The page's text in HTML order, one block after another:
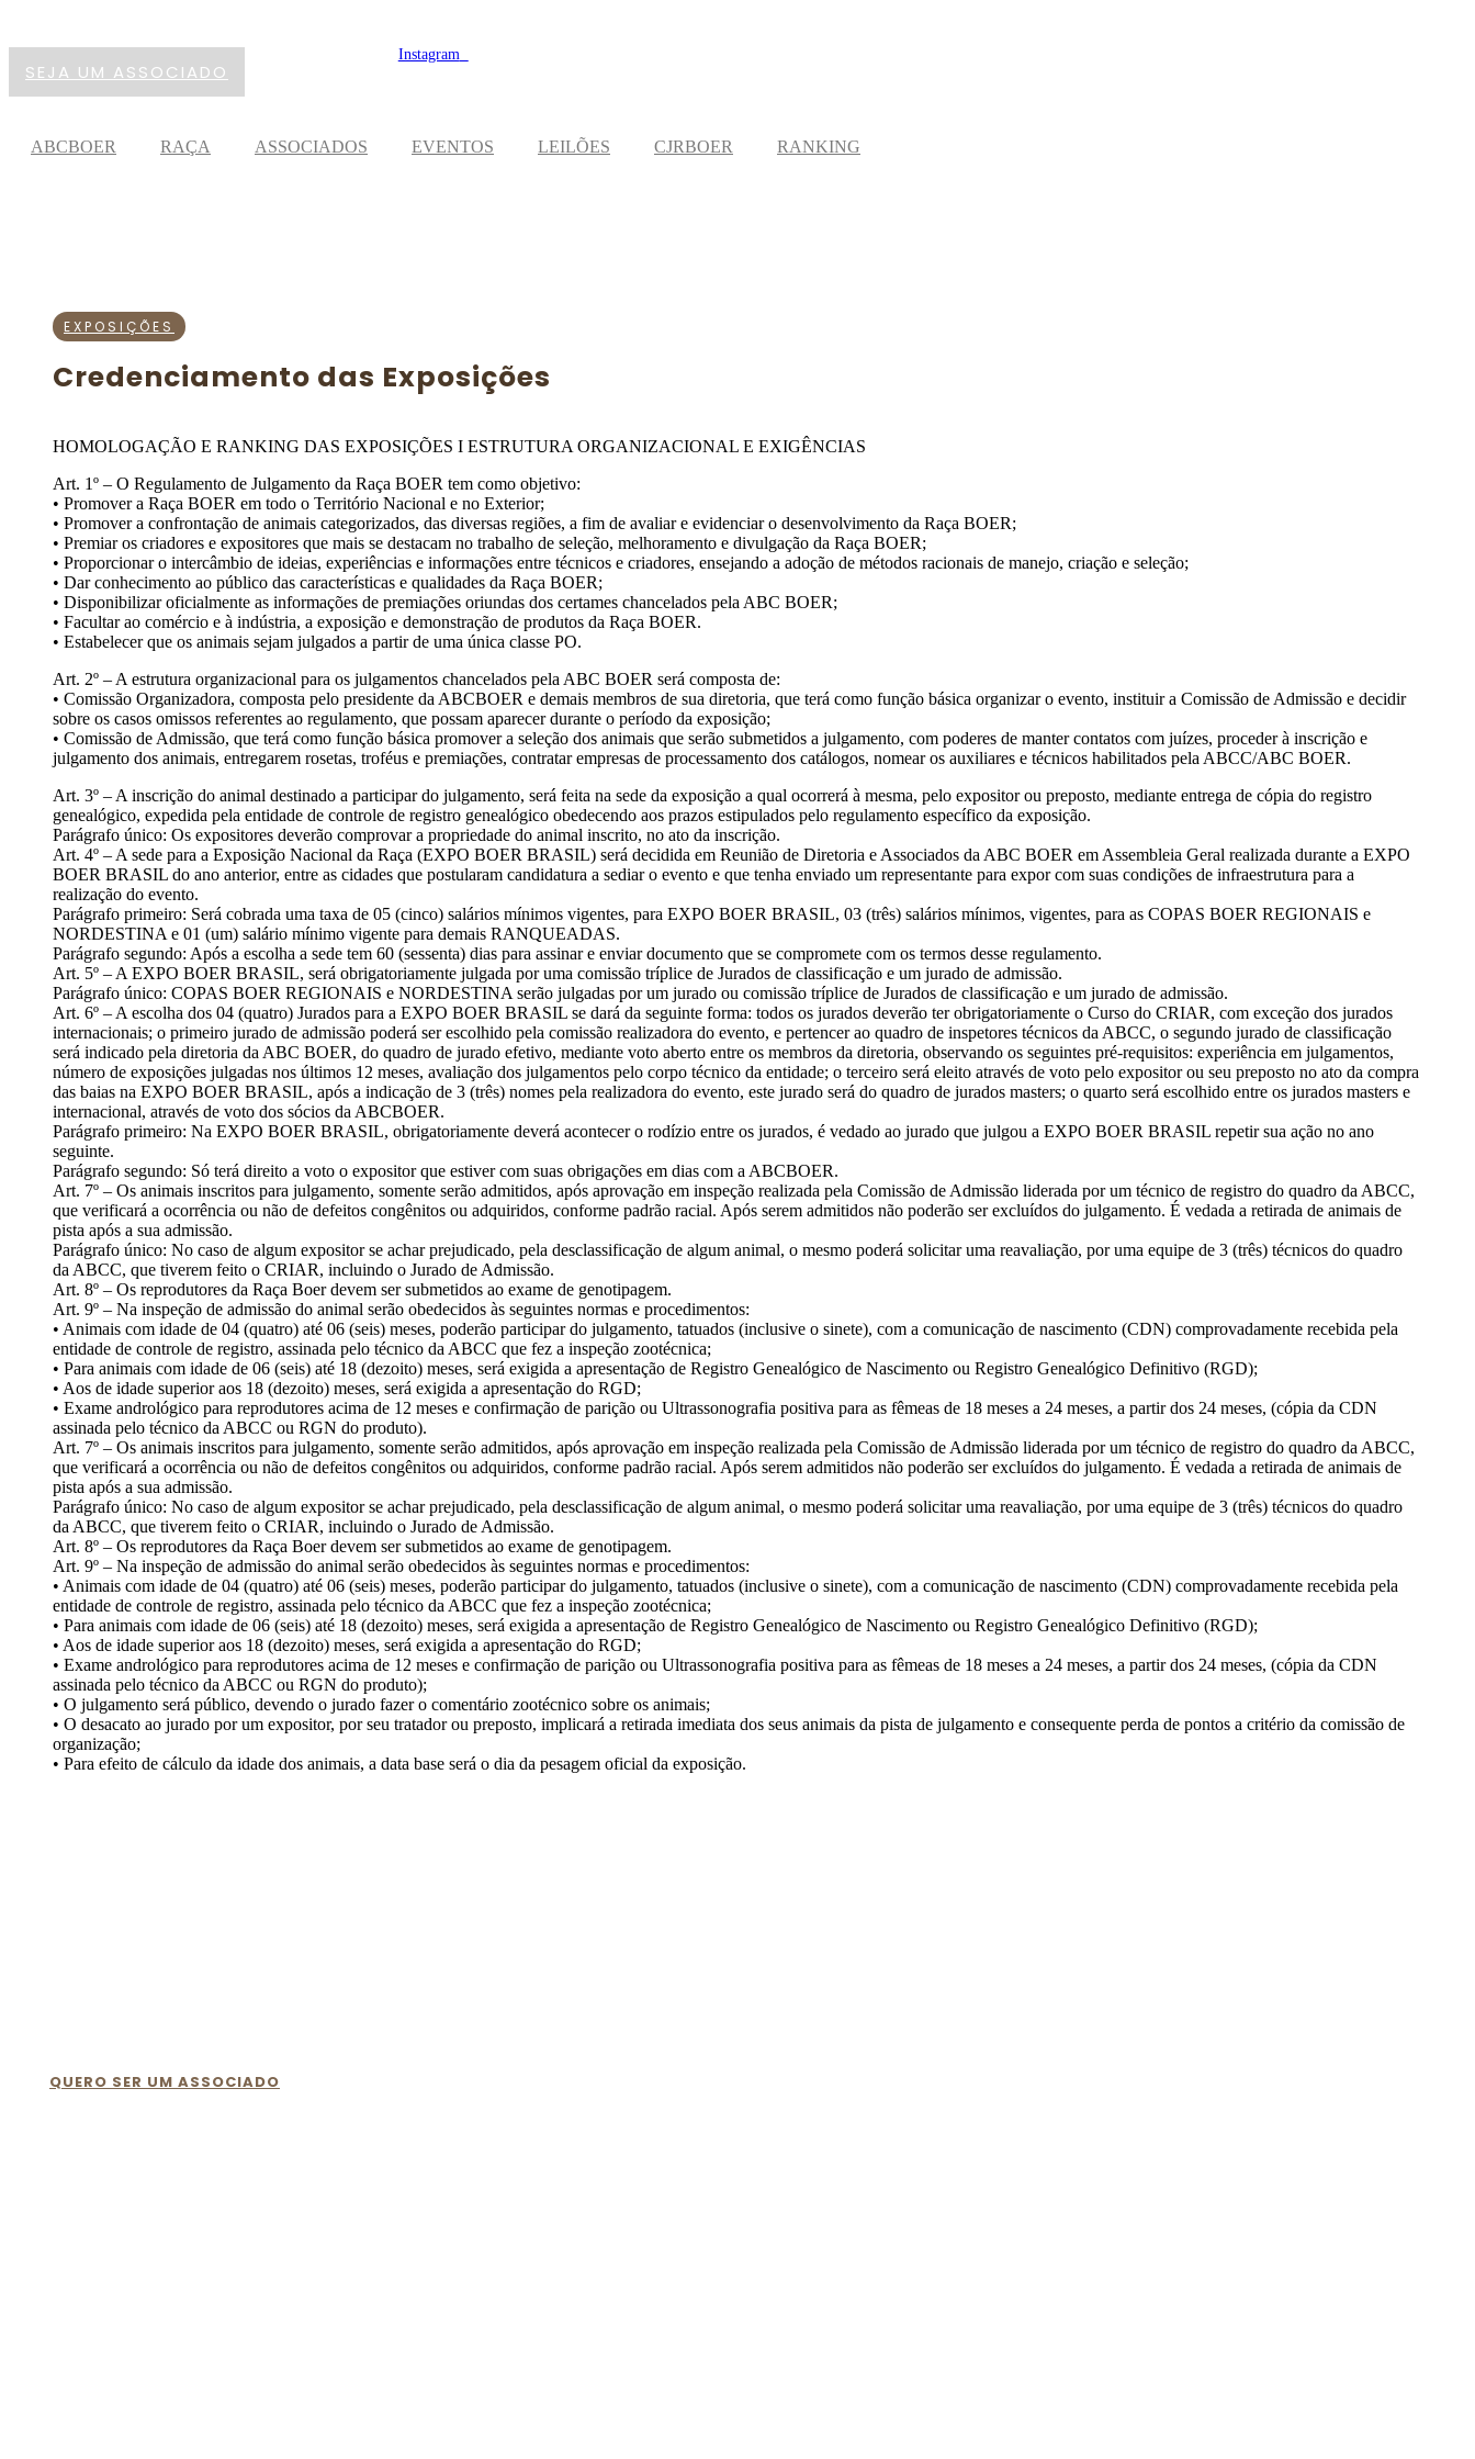
Instagram
SEJA UM ASSOCIADO
ABCBOER RAÇA ASSOCIADOS EVENTOS LEILÕES CJRBOER RANKING
EXPOSIÇÕES
Credenciamento das Exposições
HOMOLOGAÇÃO E RANKING DAS EXPOSIÇÕES I ESTRUTURA ORGANIZACIONAL E EXIGÊNCIAS
Art. 1º – O Regulamento de Julgamento da Raça BOER tem como objetivo:
• Promover a Raça BOER em todo o Território Nacional e no Exterior;
• Promover a confrontação de animais categorizados, das diversas regiões, a fim de avaliar e evidenciar o desenvolvimento da Raça BOER;
• Premiar os criadores e expositores que mais se destacam no trabalho de seleção, melhoramento e divulgação da Raça BOER;
• Proporcionar o intercâmbio de ideias, experiências e informações entre técnicos e criadores, ensejando a adoção de métodos racionais de manejo, criação e seleção;
• Dar conhecimento ao público das características e qualidades da Raça BOER;
• Disponibilizar oficialmente as informações de premiações oriundas dos certames chancelados pela ABC BOER;
• Facultar ao comércio e à indústria, a exposição e demonstração de produtos da Raça BOER.
• Estabelecer que os animais sejam julgados a partir de uma única classe PO.
Art. 2º – A estrutura organizacional para os julgamentos chancelados pela ABC BOER será composta de:
• Comissão Organizadora, composta pelo presidente da ABCBOER e demais membros de sua diretoria, que terá como função básica organizar o evento, instituir a Comissão de Admissão e decidir
sobre os casos omissos referentes ao regulamento, que possam aparecer durante o período da exposição;
• Comissão de Admissão, que terá como função básica promover a seleção dos animais que serão submetidos a julgamento, com poderes de manter contatos com juízes, proceder à inscrição e
julgamento dos animais, entregarem rosetas, troféus e premiações, contratar empresas de processamento dos catálogos, nomear os auxiliares e técnicos habilitados pela ABCC/ABC BOER.
Art. 3º – A inscrição do animal destinado a participar do julgamento, será feita na sede da exposição a qual ocorrerá à mesma, pelo expositor ou preposto, mediante entrega de cópia do registro
genealógico, expedida pela entidade de controle de registro genealógico obedecendo aos prazos estipulados pelo regulamento específico da exposição.
Parágrafo único: Os expositores deverão comprovar a propriedade do animal inscrito, no ato da inscrição.
Art. 4º – A sede para a Exposição Nacional da Raça (EXPO BOER BRASIL) será decidida em Reunião de Diretoria e Associados da ABC BOER em Assembleia Geral realizada durante a EXPO
BOER BRASIL do ano anterior, entre as cidades que postularam candidatura a sediar o evento e que tenha enviado um representante para expor com suas condições de infraestrutura para a
realização do evento.
Parágrafo primeiro: Será cobrada uma taxa de 05 (cinco) salários mínimos vigentes, para EXPO BOER BRASIL, 03 (três) salários mínimos, vigentes, para as COPAS BOER REGIONAIS e
NORDESTINA e 01 (um) salário mínimo vigente para demais RANQUEADAS.
Parágrafo segundo: Após a escolha a sede tem 60 (sessenta) dias para assinar e enviar documento que se compromete com os termos desse regulamento.
Art. 5º – A EXPO BOER BRASIL, será obrigatoriamente julgada por uma comissão tríplice de Jurados de classificação e um jurado de admissão.
Parágrafo único: COPAS BOER REGIONAIS e NORDESTINA serão julgadas por um jurado ou comissão tríplice de Jurados de classificação e um jurado de admissão.
Art. 6º – A escolha dos 04 (quatro) Jurados para a EXPO BOER BRASIL se dará da seguinte forma: todos os jurados deverão ter obrigatoriamente o Curso do CRIAR, com exceção dos jurados
internacionais; o primeiro jurado de admissão poderá ser escolhido pela comissão realizadora do evento, e pertencer ao quadro de inspetores técnicos da ABCC, o segundo jurado de classificação
será indicado pela diretoria da ABC BOER, do quadro de jurado efetivo, mediante voto aberto entre os membros da diretoria, observando os seguintes pré-requisitos: experiência em julgamentos,
número de exposições julgadas nos últimos 12 meses, avaliação dos julgamentos pelo corpo técnico da entidade; o terceiro será eleito através de voto pelo expositor ou seu preposto no ato da compra
das baias na EXPO BOER BRASIL, após a indicação de 3 (três) nomes pela realizadora do evento, este jurado será do quadro de jurados masters; o quarto será escolhido entre os jurados masters e
internacional, através de voto dos sócios da ABCBOER.
Parágrafo primeiro: Na EXPO BOER BRASIL, obrigatoriamente deverá acontecer o rodízio entre os jurados, é vedado ao jurado que julgou a EXPO BOER BRASIL repetir sua ação no ano
seguinte.
Parágrafo segundo: Só terá direito a voto o expositor que estiver com suas obrigações em dias com a ABCBOER.
Art. 7º – Os animais inscritos para julgamento, somente serão admitidos, após aprovação em inspeção realizada pela Comissão de Admissão liderada por um técnico de registro do quadro da ABCC,
que verificará a ocorrência ou não de defeitos congênitos ou adquiridos, conforme padrão racial. Após serem admitidos não poderão ser excluídos do julgamento. É vedada a retirada de animais de
pista após a sua admissão.
Parágrafo único: No caso de algum expositor se achar prejudicado, pela desclassificação de algum animal, o mesmo poderá solicitar uma reavaliação, por uma equipe de 3 (três) técnicos do quadro
da ABCC, que tiverem feito o CRIAR, incluindo o Jurado de Admissão.
Art. 8º – Os reprodutores da Raça Boer devem ser submetidos ao exame de genotipagem.
Art. 9º – Na inspeção de admissão do animal serão obedecidos às seguintes normas e procedimentos:
• Animais com idade de 04 (quatro) até 06 (seis) meses, poderão participar do julgamento, tatuados (inclusive o sinete), com a comunicação de nascimento (CDN) comprovadamente recebida pela
entidade de controle de registro, assinada pelo técnico da ABCC que fez a inspeção zootécnica;
• Para animais com idade de 06 (seis) até 18 (dezoito) meses, será exigida a apresentação de Registro Genealógico de Nascimento ou Registro Genealógico Definitivo (RGD);
• Aos de idade superior aos 18 (dezoito) meses, será exigida a apresentação do RGD;
• Exame andrológico para reprodutores acima de 12 meses e confirmação de parição ou Ultrassonografia positiva para as fêmeas de 18 meses a 24 meses, a partir dos 24 meses, (cópia da CDN
assinada pelo técnico da ABCC ou RGN do produto).
Art. 7º – Os animais inscritos para julgamento, somente serão admitidos, após aprovação em inspeção realizada pela Comissão de Admissão liderada por um técnico de registro do quadro da ABCC,
que verificará a ocorrência ou não de defeitos congênitos ou adquiridos, conforme padrão racial. Após serem admitidos não poderão ser excluídos do julgamento. É vedada a retirada de animais de
pista após a sua admissão.
Parágrafo único: No caso de algum expositor se achar prejudicado, pela desclassificação de algum animal, o mesmo poderá solicitar uma reavaliação, por uma equipe de 3 (três) técnicos do quadro
da ABCC, que tiverem feito o CRIAR, incluindo o Jurado de Admissão.
Art. 8º – Os reprodutores da Raça Boer devem ser submetidos ao exame de genotipagem.
Art. 9º – Na inspeção de admissão do animal serão obedecidos às seguintes normas e procedimentos:
• Animais com idade de 04 (quatro) até 06 (seis) meses, poderão participar do julgamento, tatuados (inclusive o sinete), com a comunicação de nascimento (CDN) comprovadamente recebida pela
entidade de controle de registro, assinada pelo técnico da ABCC que fez a inspeção zootécnica;
• Para animais com idade de 06 (seis) até 18 (dezoito) meses, será exigida a apresentação de Registro Genealógico de Nascimento ou Registro Genealógico Definitivo (RGD);
• Aos de idade superior aos 18 (dezoito) meses, será exigida a apresentação do RGD;
• Exame andrológico para reprodutores acima de 12 meses e confirmação de parição ou Ultrassonografia positiva para as fêmeas de 18 meses a 24 meses, a partir dos 24 meses, (cópia da CDN
assinada pelo técnico da ABCC ou RGN do produto);
• O julgamento será público, devendo o jurado fazer o comentário zootécnico sobre os animais;
• O desacato ao jurado por um expositor, por seu tratador ou preposto, implicará a retirada imediata dos seus animais da pista de julgamento e consequente perda de pontos a critério da comissão de
organização;
• Para efeito de cálculo da idade dos animais, a data base será o dia da pesagem oficial da exposição.
QUERO SER UM ASSOCIADO